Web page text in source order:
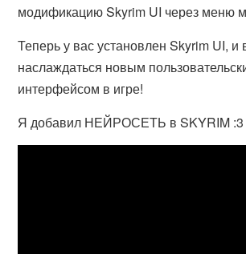
модификацию Skyrim UI через меню
Теперь у вас установлен Skyrim UI,
наслаждаться новым
интерфейсом в игре!
Я добавил НЕЙРОСЕТЬ в SKYRIM :3